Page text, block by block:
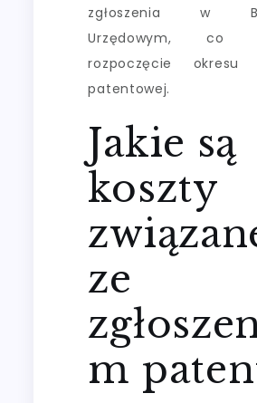
zgłoszenia w
Urzędowym, co
rozpoczęcie okresu
patentowej.
Jakie są
koszty
ze
m